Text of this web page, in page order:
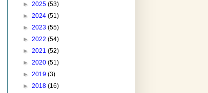
► 2025 (53)
► 2024 (51)
► 2023 (55)
► 2022 (54)
► 2021 (52)
► 2020 (51)
► 2019 (3)
► 2018 (16)